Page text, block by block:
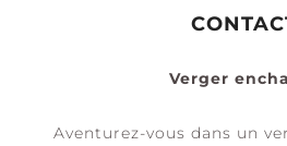
Verger
Aventurez-vous dans un